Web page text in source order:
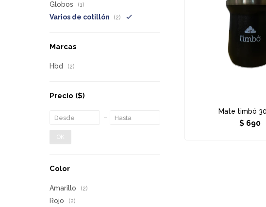
Mate timbó
$ 690
Globos (1)
Varios de cotillón (2)
Marcas
Hbd (2)
Precio ($)
OK
Color
Amarillo (2)
Rojo (2)